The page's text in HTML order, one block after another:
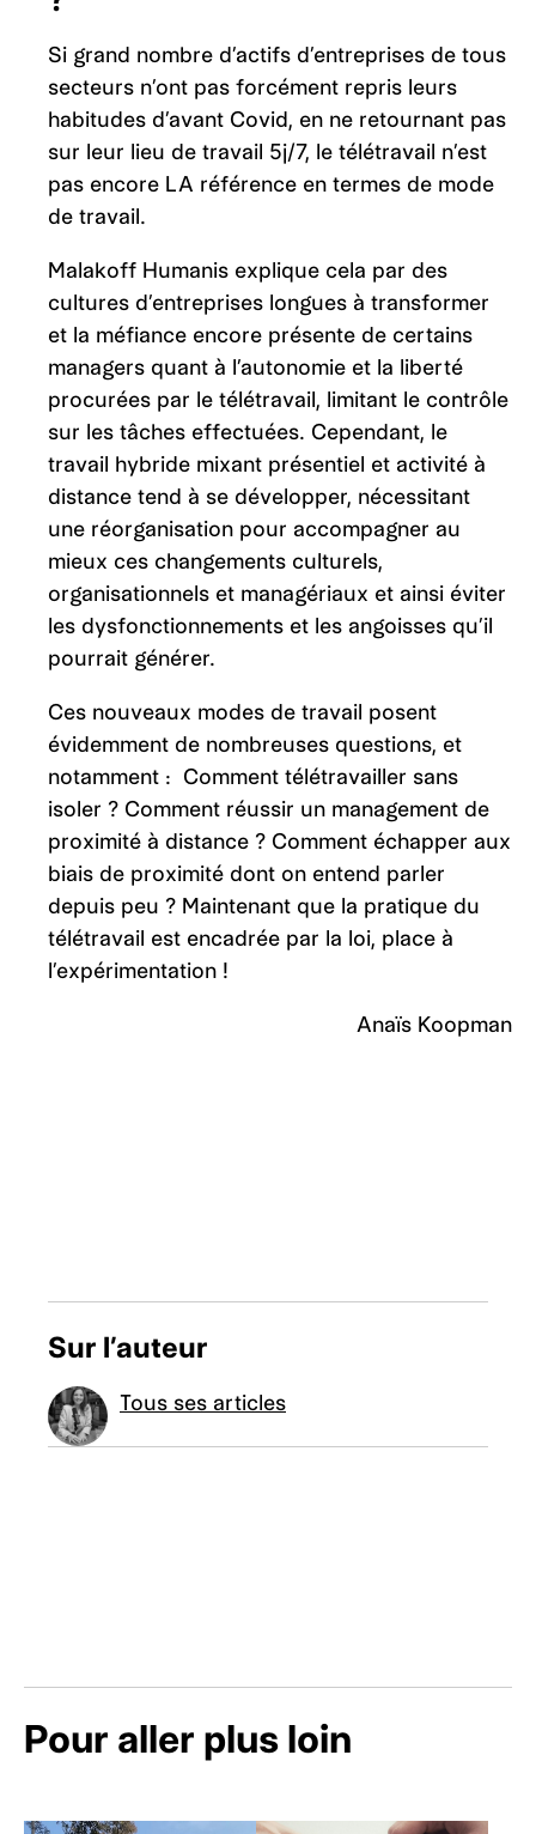
Si grand nombre d’actifs d’entreprises de tous
secteurs n’ont pas forcément repris leurs
habitudes d’avant Covid, en ne retournant pas
sur leur lieu de travail 5j/7, le télétravail n’est
pas encore LA référence en termes de mode
de travail.
Malakoff Humanis explique cela par des
cultures d’entreprises longues à transformer
et la méfiance encore présente de certains
managers quant à l’autonomie et la liberté
procurées par le télétravail, limitant le contrôle
sur les tâches effectuées. Cependant, le
travail hybride mixant présentiel et activité à
distance tend à se développer, nécessitant
une réorganisation pour accompagner au
mieux ces changements culturels,
organisationnels et managériaux et ainsi éviter
les dysfonctionnements et les angoisses qu’il
pourrait générer.
Ces nouveaux modes de travail posent
évidemment de nombreuses questions, et
notamment : Comment télétravailler sans
isoler ? Comment réussir un management de
proximité à distance ? Comment échapper aux
biais de proximité dont on entend parler
depuis peu ? Maintenant que la pratique du
télétravail est encadrée par la loi, place à
l’expérimentation !
Anaïs Koopman
Sur l’auteur
Tous ses articles
Pour aller plus loin